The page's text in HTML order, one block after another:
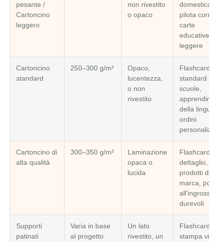
pesante /
Cartoncino
leggero
non rivestito
o opaco
domestica, il
pilota corre,
carte
educative
leggere
Cartoncino
standard
250–300 g/m²
Opaco,
lucentezza,
o non
rivestito
Flashcard
standard
scuole,
della lingua,
ordini
Cartoncino di
alta qualità
300–350 g/m²
Laminazione
opaca o
lucida
Flashcard al
dettaglio,
prodotti di
marca, ponti
all'ingrosso
durevoli
Supporti
patinati
Varia in base
al progetto
Un lato
rivestito, un
Flashcard
stampa